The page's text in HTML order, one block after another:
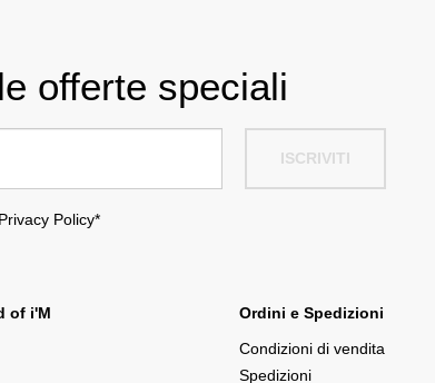
offerte speciali
ISCRIVITI
Privacy Policy*
of i'M
Ordini e Spedizioni
Condizioni di vendita
Spedizioni